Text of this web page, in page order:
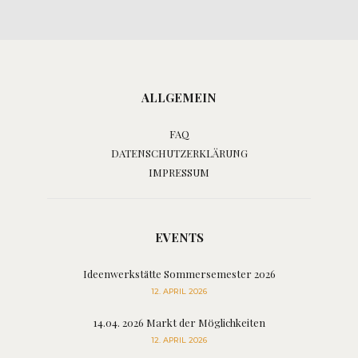
ALLGEMEIN
FAQ
DATENSCHUTZERKLÄRUNG
IMPRESSUM
EVENTS
Ideenwerkstätte Sommersemester 2026
12. APRIL 2026
14.04. 2026 Markt der Möglichkeiten
12. APRIL 2026